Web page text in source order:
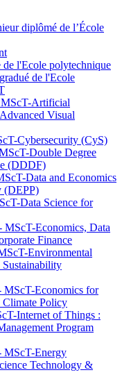
diplômé de l’École
l'Ecole polytechnique
de l'Ecole
Artificial
Visual
Cybersecurity (CyS)
Double Degree
(DDDF)
Data and Economics
(DEPP)
Data Science for
Economics, Data
Finance
Environmental
Economics for
Climate Policy
Internet of Things :
Program
MScT-Energy
Technology &